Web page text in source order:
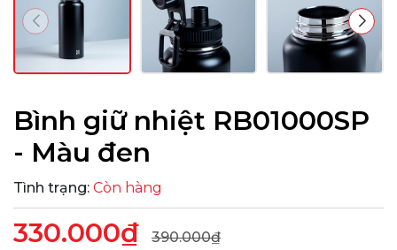
Bình giữ nhiệt RB01000SP
- Màu đen
Tình trạng: Còn hàng
330.000₫ 390.000₫